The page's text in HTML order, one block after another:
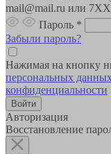
mail@mail.ru или
Пароль *
Забыли пароль?
Нажимая на кнопку
персональных данных
конфиденциальности
Авторизация
Восстановление